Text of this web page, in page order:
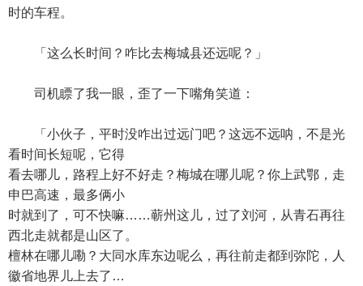
时的车程。
「这么长时间？咋比去梅城县还远呢？」
司机瞟了我一眼，歪了一下嘴角笑道：
「小伙子，平时没咋出过远门吧？这远不远呐，不是光
看时间长短呢，它得
看去哪儿，路程上好不好走？梅城在哪儿呢？你上武鄂，走
申巴高速，最多俩小
时就到了，可不快嘛……蕲州这儿，过了刘河，从青石再往
西北走就都是山区了。
檀林在哪儿嘞？大同水库东边呢么，再往前走都到弥陀，人
徽省地界儿上去了…